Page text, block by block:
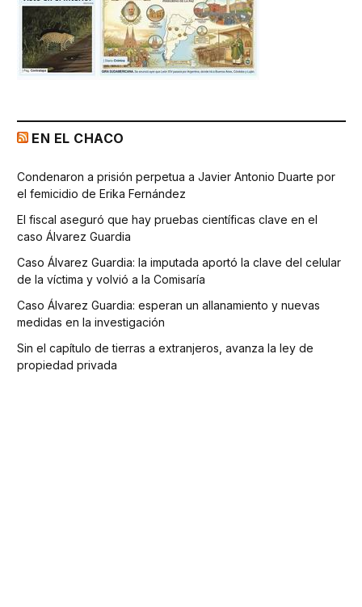
EN EL CHACO
Condenaron a prisión perpetua a Javier Antonio Duarte por
el femicidio de Erika Fernández
El fiscal aseguró que hay pruebas científicas clave en el
caso Álvarez Guardia
Caso Álvarez Guardia: la imputada aportó la clave del celular
de la víctima y volvió a la Comisaría
Caso Álvarez Guardia: esperan un allanamiento y nuevas
medidas en la investigación
Sin el capítulo de tierras a extranjeros, avanza la ley de
propiedad privada